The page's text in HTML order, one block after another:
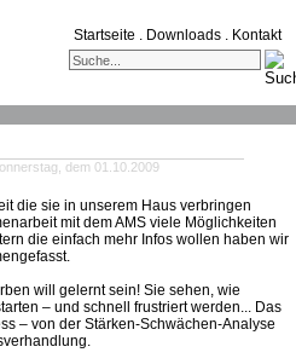
Startseite . Downloads . Kontakt
dem 01.10.2009
die sie in unserem Haus verbringen
mit dem AMS viele Möglichkeiten
die einfach mehr Infos wollen haben wir
will gelernt sein! Sie sehen, wie
– und schnell frustriert werden... Das
– von der Stärken-Schwächen-Analyse